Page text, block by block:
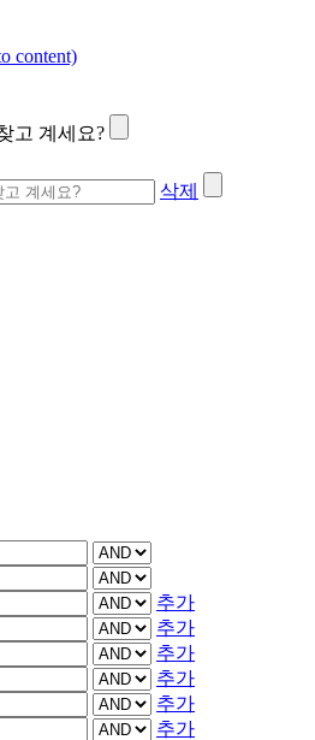
content)
고 계세요?
삭제
추가
추가
추가
추가
추가
추가